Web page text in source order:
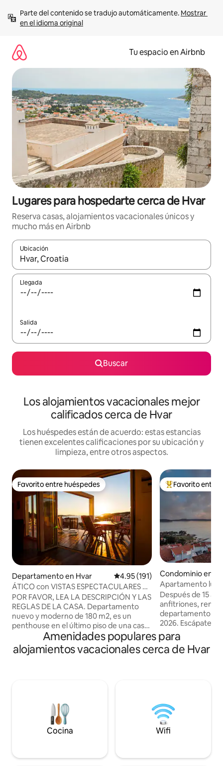
contenido
Parte del contenido se tradujo automáticamente. Mostrar
en el idioma original
Tu espacio en Airbnb
Lugares para hospedarte cerca de Hvar
Reserva casas, alojamientos vacacionales únicos y
mucho más en Airbnb
Ubicación
Cuando los resultados estén disponibles, podrás navegar
Llegada
Salida
Buscar
Los alojamientos vacacionales mejor
calificados cerca de Hvar
Los huéspedes están de acuerdo: estas estancias
tienen excelentes calificaciones por su ubicación y
limpieza, entre otros aspectos.
Favorito entre huéspedes
Favorito entre huéspedes
Departamento en Hvar Calificación promedio: 4.95 de
4.95 (191)
ÁTICO con VISTAS ESPECTACULARES AL
MAR
POR FAVOR, LEA LA DESCRIPCIÓN Y LAS
REGLAS DE LA CASA. Departamento
nuevo y moderno de 180 m2, es un
penthouse en el último piso de una casa
familiar moderna con una gran terraza
privada en la azotea que ofrece
fantásticas vistas al mar sobre la ciudad
camastros. Estacionamiento privado
para automóviles. APTO PARA FAMILIAS,
PAREJAS Y GRUPOS DE ADULTOS
MAYORES. Grupos de un solo género
De los mejores
Favorito entre
Condominio en
Apartamento
espectaculares
Después de 15
anfitriones,
departamento
2026. Escápate al
impresionante
donde el lujo se
Disfruta de una
buscan una
supermercado,
hermosas playas
minutos a pie.
Amenidades populares para
alojamientos vacacionales cerca de Hvar
Cocina Wifi